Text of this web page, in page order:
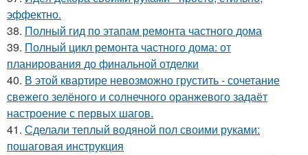
эффектно.
38. Полный гид по этапам ремонта частного дома
39. Полный цикл ремонта частного дома: от
планирования до финальной отделки
40. В этой квартире невозможно грустить - сочетание
свежего зелёного и солнечного оранжевого задаёт
настроение с первых шагов.
41. Сделали теплый водяной пол своими руками:
пошаговая инструкция